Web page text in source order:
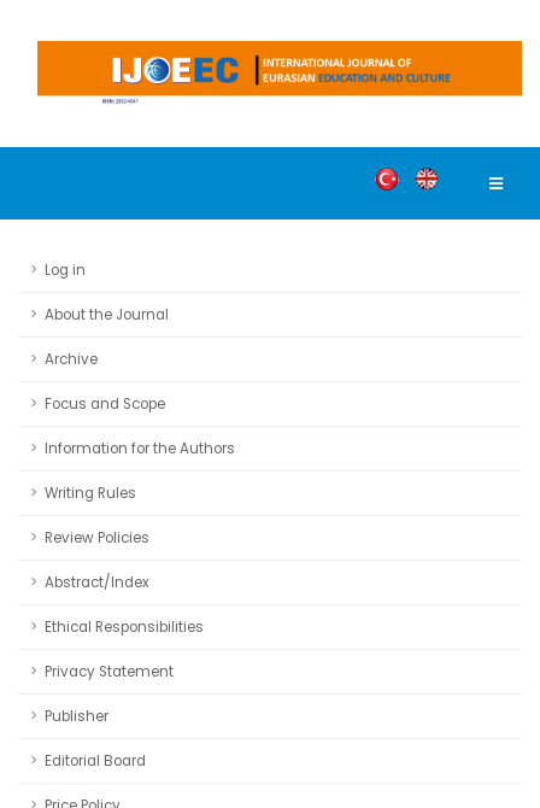
Log in
About the Journal
Archive
Focus and Scope
Information for the Authors
Writing Rules
Review Policies
Abstract/Index
Ethical Responsibilities
Privacy Statement
Publisher
Editorial Board